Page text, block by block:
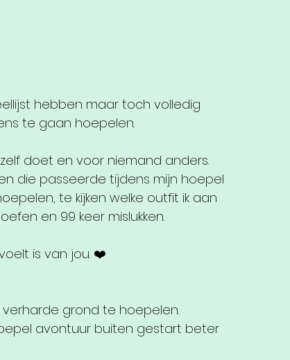
hebben maar toch volledig
te gaan hoepelen.
doet en voor niemand anders.
die passeerde tijdens mijn hoepel
te kijken welke outfit ik aan
en 99 keer mislukken.
is van jou. ❤️
grond te hoepelen.
avontuur buiten gestart beter